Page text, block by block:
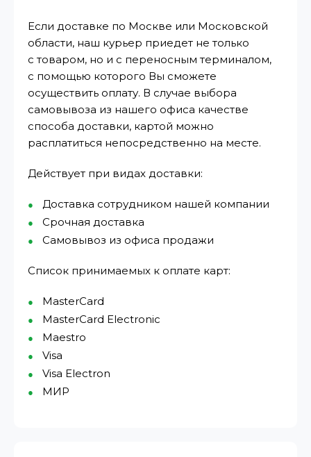
Если доставке по Москве или Московской
области, наш курьер приедет не только
с товаром, но и с переносным терминалом,
с помощью которого Вы сможете
осуществить оплату. В случае выбора
самовывоза из нашего офиса качестве
способа доставки, картой можно
расплатиться непосредственно на месте.
Действует при видах доставки:
Доставка сотрудником нашей компании
Срочная доставка
Самовывоз из офиса продажи
Список принимаемых к оплате карт:
MasterCard
MasterCard Electronic
Maestro
Visa
Visa Electron
МИР⁠